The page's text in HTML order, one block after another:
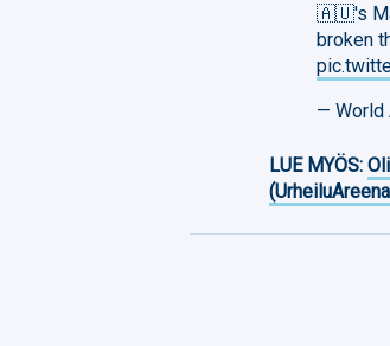
🇦🇺's
broken
— World
LUE MYÖS: